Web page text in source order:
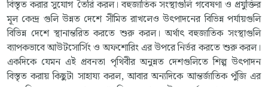
বিস্তৃত করার সুযোগ তৈরি করল। বহুজাতিক সংস্থাগুলি গবেষণা ও প্রযুক্তির
মূল কেন্দ্র গুলি উন্নত দেশে সীমিত রাখলেও উৎপাদনের বিভিন্ন পর্যায়গুলি
বিভিন্ন দেশে স্থানান্তরিত করতে শুরু করল। অর্থাৎ বহুজাতিক সংস্থাগুলি
ব্যাপকভাবে আউটসোর্সিং ও অফশোরিং এর উপরে নির্ভর করতে শুরু করল।
একদিকে যেমন এই প্রবনতা পৃথিবীর অনুন্নত দেশগুলিতে শিল্প উৎপাদন
বিস্তৃত করায় কিছুটা সাহায্য করল, আবার অন্যদিকে আন্তর্জাতিক পুঁজি এর